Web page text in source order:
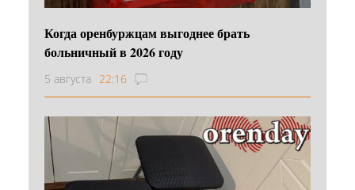
Когда оренбуржцам выгоднее брать
больничный в 2026 году
5 августа 22:16